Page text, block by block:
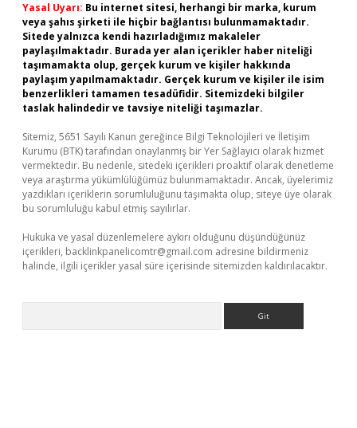
Yasal Uyarı: Bu internet sitesi, herhangi bir marka, kurum
veya şahıs şirketi ile hiçbir bağlantısı bulunmamaktadır.
Sitede yalnızca kendi hazırladığımız makaleler
paylaşılmaktadır. Burada yer alan içerikler haber niteliği
taşımamakta olup, gerçek kurum ve kişiler hakkında
paylaşım yapılmamaktadır. Gerçek kurum ve kişiler ile isim
benzerlikleri tamamen tesadüfidir. Sitemizdeki bilgiler
taslak halindedir ve tavsiye niteliği taşımazlar.
Sitemiz, 5651 Sayılı Kanun gereğince Bilgi Teknolojileri ve İletişim
Kurumu (BTK) tarafından onaylanmış bir Yer Sağlayıcı olarak hizmet
vermektedir. Bu nedenle, sitedeki içerikleri proaktif olarak denetleme
veya araştırma yükümlülüğümüz bulunmamaktadır. Ancak, üyelerimiz
yazdıkları içeriklerin sorumluluğunu taşımakta olup, siteye üye olarak
bu sorumluluğu kabul etmiş sayılırlar.
Hukuka ve yasal düzenlemelere aykırı olduğunu düşündüğünüz
içerikleri, backlinkpanelicomtr@gmail.com adresine bildirmeniz
halinde, ilgili içerikler yasal süre içerisinde sitemizden kaldırılacaktır.